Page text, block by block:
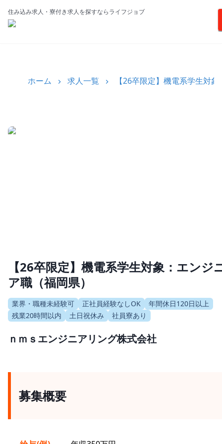
住み込み求人・寮付き求人を探すならライフジョブ
ホーム 求人一覧 【26卒限定】機電系学生対
【26卒限定】機電系学生対象：エンジ
ア職（福岡県）
業界・職種未経験可 正社員経験なしOK
年間休日120日以上
残業20時間以内
土日祝休み 社員寮あり
ｎｍｓエンジニアリング株式会社
募集概要